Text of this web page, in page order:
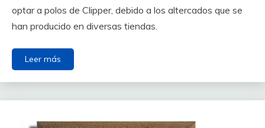
optar a polos de Clipper, debido a los altercados que se
han producido en diversas tiendas.
Leer más